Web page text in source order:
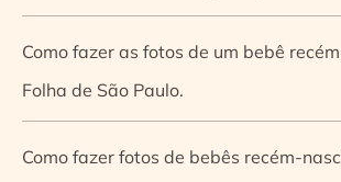
Como fazer as fotos de um bebê
Folha de São Paulo.
Como fazer fotos de bebês recém-